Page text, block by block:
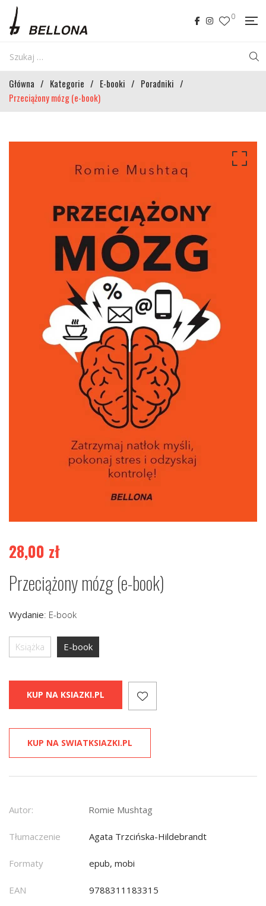
0
Główna / Kategorie / E-booki / Poradniki /
Przeciążony mózg (e-book)
28,00 zł
Przeciążony mózg (e-book)
Wydanie: E-book
Książka E-book
KUP NA KSIAZKI.PL
KUP NA SWIATKSIAZKI.PL
Autor: Romie Mushtag
Tłumaczenie Agata Trzcińska-Hildebrandt
Formaty epub, mobi
EAN 9788311183315